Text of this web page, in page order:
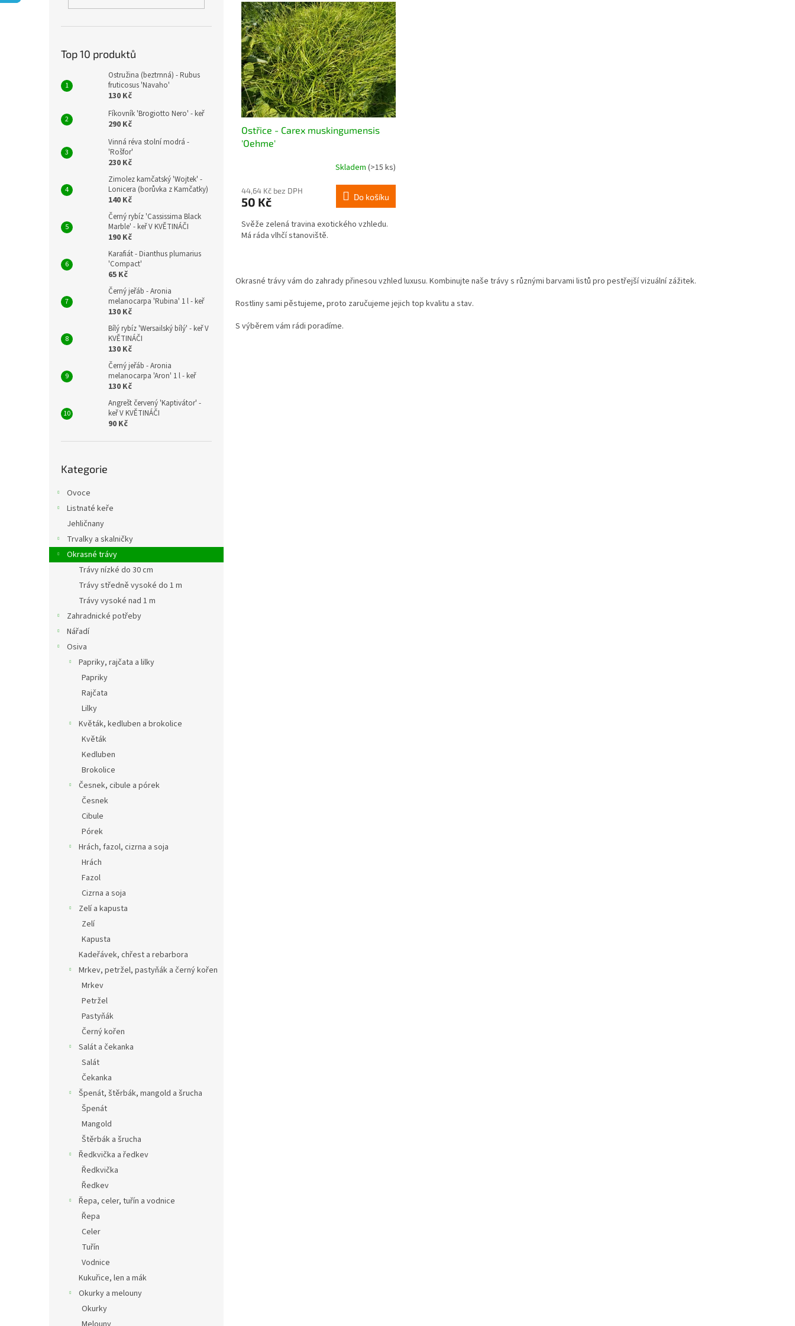
Top 10 produktů
Ostružina (beztrnná) - Rubus
fruticosus 'Navaho'
130 Kč
Fíkovník 'Brogiotto Nero' - keř
290 Kč
Vinná réva stolní modrá -
'Rošfor'
230 Kč
Zimolez kamčatský 'Wojtek' -
Lonicera (borůvka z Kamčatky)
140 Kč
Černý rybíz 'Cassissima Black
Marble' - keř V KVĚTINÁČI
190 Kč
Karafiát - Dianthus plumarius
'Compact'
65 Kč
Černý jeřáb - Aronia
melanocarpa 'Rubina' 1 l - keř
130 Kč
Bílý rybíz 'Wersailský bílý' - keř V
KVĚTINÁČI
130 Kč
Černý jeřáb - Aronia
melanocarpa 'Aron' 1 l - keř
130 Kč
Angrešt červený 'Kaptivátor' -
keř V KVĚTINÁČI
90 Kč
kategorie
Kategorie
Ovoce
Listnaté keře
Jehličnany
Trvalky a skalničky
Okrasné trávy
Trávy nízké do 30 cm
Trávy středně vysoké do 1 m
Trávy vysoké nad 1 m
Zahradnické potřeby
Nářadí
Osiva
Papriky, rajčata a lilky
Papriky
Rajčata
Lilky
Květák, kedluben a brokolice
Květák
Kedluben
Brokolice
Česnek, cibule a pórek
Česnek
Cibule
Pórek
Hrách, fazol, cizrna a soja
Hrách
Fazol
Cizrna a soja
Zelí a kapusta
Zelí
Kapusta
Kadeřávek, chřest a rebarbora
Mrkev, petržel, pastyňák a černý kořen
Mrkev
Petržel
Pastyňák
Černý kořen
Salát a čekanka
Salát
Čekanka
Špenát, štěrbák, mangold a šrucha
Špenát
Mangold
Štěrbák a šrucha
Ředkvička a ředkev
Ředkvička
Ředkev
Řepa, celer, tuřín a vodnice
Řepa
Celer
Tuřín
Vodnice
Kukuřice, len a mák
Okurky a melouny
Okurky
pp
p
Ostřice - Carex muskingumensis
'Oehme'
Skladem (>15 ks)
44,64 Kč bez DPH
50 Kč Do košíku
Svěže zelená travina exotického vzhledu.
Má ráda vlhčí stanoviště.
l
Okrasné trávy vám do zahrady přinesou vzhled luxusu. Kombinujte naše trávy s různými barvami listů pro pestřejší vizuální zážitek.
Rostliny sami pěstujeme, proto zaručujeme jejich top kvalitu a stav.
S výběrem vám rádi poradíme.